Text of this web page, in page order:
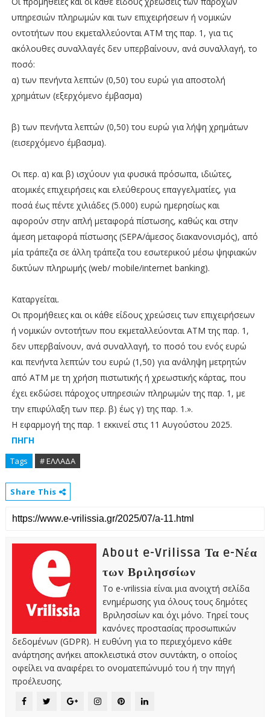
υπηρεσιών πληρωμών και των επιχειρήσεων ή νομικών
οντοτήτων που εκμεταλλεύονται ΑΤΜ της παρ. 1, για τις
ακόλουθες συναλλαγές δεν υπερβαίνουν, ανά συναλλαγή, το
ποσό:
α) των πενήντα λεπτών (0,50) του ευρώ για αποστολή
χρημάτων (εξερχόμενο έμβασμα)
β) των πενήντα λεπτών (0,50) του ευρώ για λήψη χρημάτων
(εισερχόμενο έμβασμα).
Οι περ. α) και β) ισχύουν για φυσικά πρόσωπα, ιδιώτες,
ατομικές επιχειρήσεις και ελεύθερους επαγγελματίες, για
ποσά έως πέντε χιλιάδες (5.000) ευρώ ημερησίως και
αφορούν στην απλή μεταφορά πίστωσης, καθώς και στην
άμεση μεταφορά πίστωσης (SEPA/άμεσος διακανονισμός), από
μία τράπεζα σε άλλη τράπεζα του εσωτερικού μέσω ψηφιακών
δικτύων πληρωμής (web/ mobile/internet banking).
Καταργείται.
Οι προμήθειες και οι κάθε είδους χρεώσεις των επιχειρήσεων
ή νομικών οντοτήτων που εκμεταλλεύονται ΑΤΜ της παρ. 1,
δεν υπερβαίνουν, ανά συναλλαγή, το ποσό του ενός ευρώ
και πενήντα λεπτών του ευρώ (1,50) για ανάληψη μετρητών
από ΑΤΜ με τη χρήση πιστωτικής ή χρεωστικής κάρτας, που
έχει εκδώσει πάροχος υπηρεσιών πληρωμών της παρ. 1, με
την επιφύλαξη των περ. β) έως γ) της παρ. 1.».
Η εφαρμογή της παρ. 1 εκκινεί στις 11 Αυγούστου 2025.
ΠΗΓΗ
Tags # ΕΛΛΑΔΑ
Share This
About e-Vrilissa Τα e-Νέα
των Βριλησσίων
Το e-vrilissia είναι μια ανοιχτή σελίδα
ενημέρωσης για όλους τους δημότες
Βριλησσίων και όχι μόνο. Τηρεί τους
κανόνες προστασίας προσωπικών
δεδομένων (GDPR). Η ευθύνη για το περιεχόμενο κάθε
ανάρτησης ανήκει αποκλειστικά στον συντάκτη, ο οποίος
οφείλει να αναφέρει το ονοματεπώνυμό του ή την πηγή
προέλευσης.